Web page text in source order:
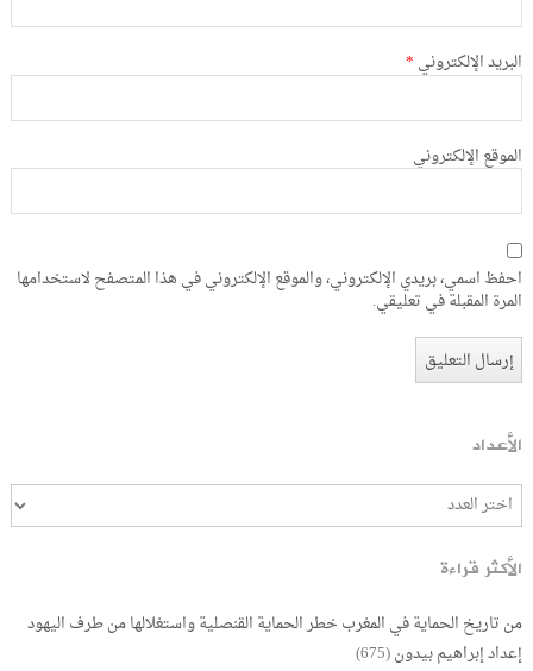
البريد الإلكتروني *
الموقع الإلكتروني
احفظ اسمي، بريدي الإلكتروني، والموقع الإلكتروني في هذا المتصفح لاستخدامها
المرة المقبلة في تعليقي.
الأعداد
الأكثر قراءة
من تاريخ الحماية في المغرب خطر الحماية القنصلية واستغلالها من طرف اليهود
إعداد إبراهيم بيدون(675)